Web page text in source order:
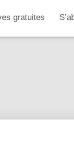
gratuites